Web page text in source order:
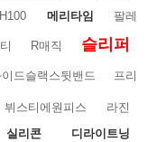
메리타임 팔레
R매직 슬리퍼
드슬랙스뒷밴드 프리
뷔스티에원피스
라진
실리콘
디라이트닝